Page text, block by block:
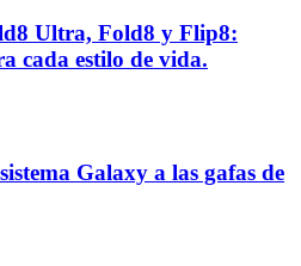
Ultra, Fold8 y Flip8:
cada estilo de vida.
Galaxy a las gafas de